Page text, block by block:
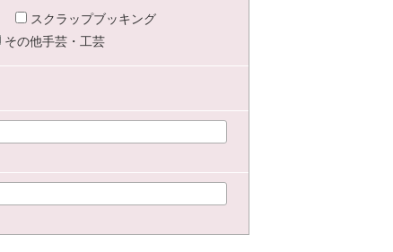
スクラップブッキング
その他手芸・工芸